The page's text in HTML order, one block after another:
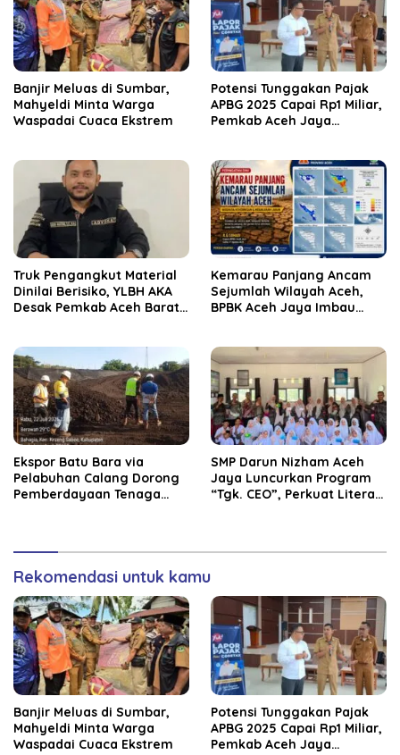
Banjir Meluas di Sumbar,
Mahyeldi Minta Warga
Waspadai Cuaca Ekstrem
Potensi Tunggakan Pajak
APBG 2025 Capai Rp1 Miliar,
Pemkab Aceh Jaya
Truk Pengangkut Material
Dinilai Berisiko, YLBH AKA
Desak Pemkab Aceh Barat
Kemarau Panjang Ancam
Sejumlah Wilayah Aceh,
BPBK Aceh Jaya Imbau
‎Ekspor Batu Bara via
Pelabuhan Calang Dorong
Pemberdayaan Tenaga
SMP Darun Nizham Aceh
Jaya Luncurkan Program
“Tgk. CEO”, Perkuat Literasi
Rekomendasi untuk kamu
Banjir Meluas di Sumbar,
Mahyeldi Minta Warga
Waspadai Cuaca Ekstrem
Potensi Tunggakan Pajak
APBG 2025 Capai Rp1 Miliar,
Pemkab Aceh Jaya